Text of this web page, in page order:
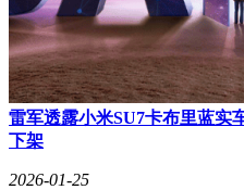
雷军透露小米SU7卡布里蓝实
下架
2026-01-25